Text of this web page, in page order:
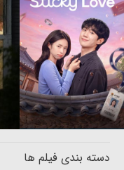
دسته بندی فیلم ها